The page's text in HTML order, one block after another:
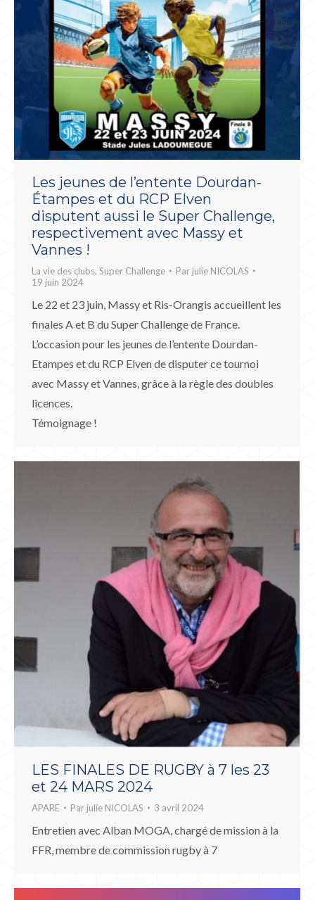
Les jeunes de l’entente Dourdan-
Étampes et du RCP Elven
disputent aussi le Super Challenge,
respectivement avec Massy et
Vannes !
La vie des clubs, Super Challenge Par julie NICOLAS
19 juin 2024
Le 22 et 23 juin, Massy et Ris-Orangis accueillent les
finales A et B du Super Challenge de France.
L’occasion pour les jeunes de l’entente Dourdan-
Etampes et du RCP Elven de disputer ce tournoi
avec Massy et Vannes, grâce à la règle des doubles
licences.
Témoignage !
LES FINALES DE RUGBY à 7 les 23
et 24 MARS 2024
APARE Par julie NICOLAS 3 avril 2024
Entretien avec Alban MOGA, chargé de mission à la
FFR, membre de commission rugby à 7